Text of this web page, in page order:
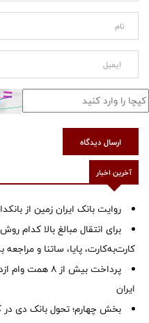
ارسال دیدگاه
آخرین اخبار
روایت بانک ایران زمین از
برای انتقال مبالغ بالا کدام
کارت‌به‌کارت، پایا، ساتنا و
پرداخت بیش از
ایران
بخش چهارم؛ تحول بانک دی در